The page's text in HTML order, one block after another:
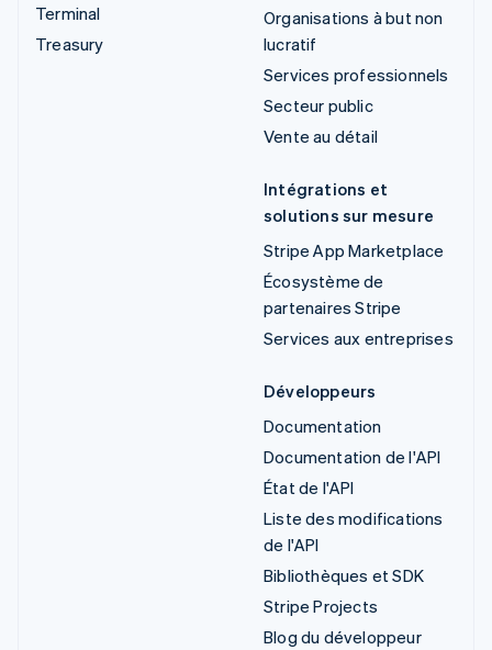
Terminal
Treasury
Organisations à but non
lucratif
Services professionnels
Secteur public
Vente au détail
Intégrations et
solutions sur mesure
Stripe App Marketplace
Écosystème de
partenaires Stripe
Services aux entreprises
Développeurs
Documentation
Documentation de l'API
État de l'API
Liste des modifications
de l'API
Bibliothèques et SDK
Stripe Projects
Blog du développeur